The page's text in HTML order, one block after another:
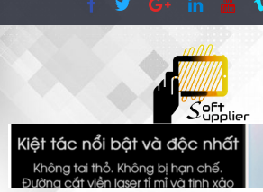
hành trong kỷ nguyên tự động hóa
Công cụ AI hỗ trợ SEO kỹ thuật:
hơn cho đội ngũ công nghệ
Ứng dụng AI cho phòng marketing:
Phần mềm AI cho doanh nghiệp: Tại
quyết định 40% khách hàng rời đi